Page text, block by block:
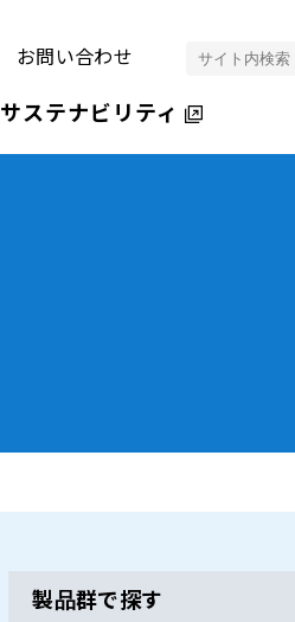
お問い合わせ
サステナビリティ
製品群で探す